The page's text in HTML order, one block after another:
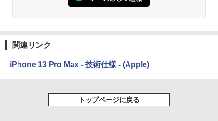
関連リンク
iPhone 13 Pro Max - 技術仕様 - (Apple)
トップページに戻る